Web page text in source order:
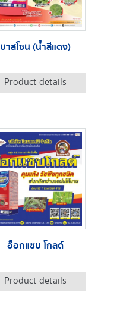
บาสโซน (น้ำสีแดง)
Product details
อ็อกแซบ โกลด์
Product details